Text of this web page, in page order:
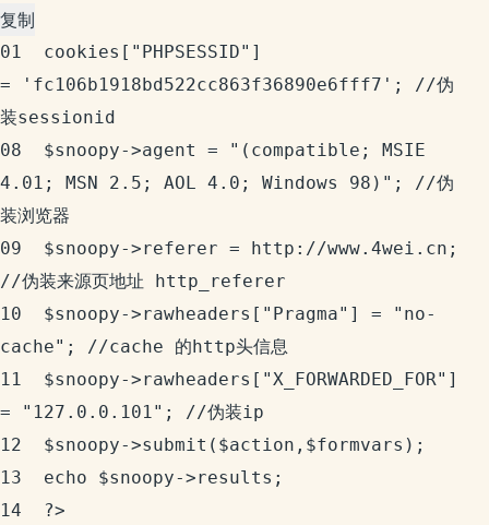
复制
cookies["PHPSESSID"]
= 'fc106b1918bd522cc863f36890e6fff7'; //伪
装sessionid
08	$snoopy->agent = "(compatible; MSIE
4.01; MSN 2.5; AOL 4.0; Windows 98)"; //伪
装浏览器
09	$snoopy->referer = http://www.4wei.cn;
//伪装来源页地址 http_referer
10	$snoopy->rawheaders["Pragma"] = "no-
cache"; //cache 的http头信息
11	$snoopy->rawheaders["X_FORWARDED_FOR"]
= "127.0.0.101"; //伪装ip
12	$snoopy->submit($action,$formvars);
13	echo $snoopy->results;
14	?>